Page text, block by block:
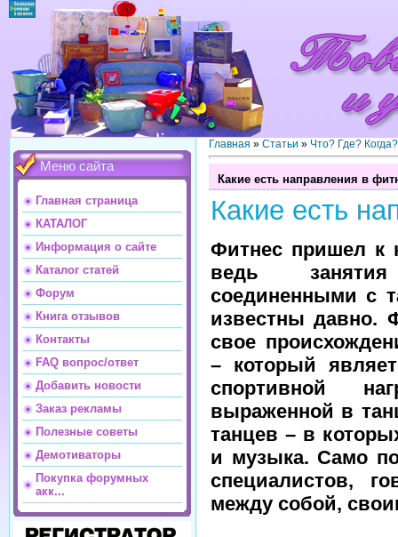
Меню сайта
Главная страница
КАТАЛОГ
Информация о сайте
Каталог статей
Форум
Книга отзывов
Контакты
FAQ вопрос/ответ
Добавить новости
Заказ рекламы
Полезные советы
Демотиваторы
Покупка форумных
акк...
Главная » Статьи » Что? Где?
Какие есть направления в
Какие есть
Фитнес пришел к
ведь
соединенными с
известны давно.
свое
– который
спортивной
выраженной в
танцев – в
и музыка. Само
специалистов,
между собой,